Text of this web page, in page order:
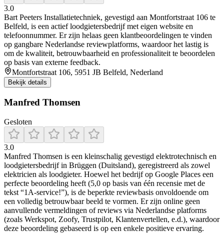
3.0
Bart Peeters Installatietechniek, gevestigd aan Montfortstraat 106 te
Belfeld, is een actief loodgietersbedrijf met eigen website en
telefoonnummer. Er zijn helaas geen klantbeoordelingen te vinden
op gangbare Nederlandse reviewplatforms, waardoor het lastig is
om de kwaliteit, betrouwbaarheid en professionaliteit te beoordelen
op basis van externe feedback.
Montfortstraat 106, 5951 JB Belfeld, Nederland
Bekijk details
Manfred Thomsen
Gesloten
3.0
Manfred Thomsen is een kleinschalig gevestigd elektrotechnisch en
loodgietersbedrijf in Brüggen (Duitsland), geregistreerd als zowel
elektricien als loodgieter. Hoewel het bedrijf op Google Places een
perfecte beoordeling heeft (5,0 op basis van één recensie met de
tekst “1A‑service!”), is de beperkte reviewbasis onvoldoende om
een volledig betrouwbaar beeld te vormen. Er zijn online geen
aanvullende vermeldingen of reviews via Nederlandse platforms
(zoals Werkspot, Zoofy, Trustpilot, Klantenvertellen, e.d.), waardoor
deze beoordeling gebaseerd is op een enkele positieve ervaring.